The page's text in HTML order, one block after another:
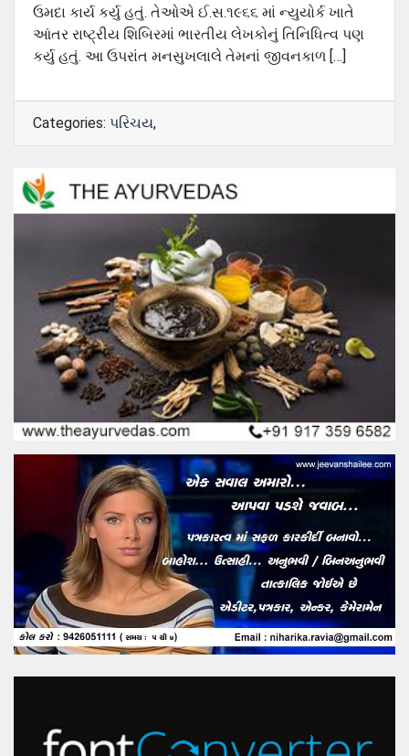
ઉમદા કાર્ય કર્યુ હતું. તેઓએ ઈ.સ.૧૯૬૬ માં ન્યુયોર્ક ખાતે
આંતર રાષ્ટ્રીય શિબિરમાં ભારતીય લેખકોનું તિનિધિત્વ પણ
કર્યુ હતું. આ ઉપરાંત મનસુખલાલે તેમનાં જીવનકાળ […]
Categories: પરિચય,